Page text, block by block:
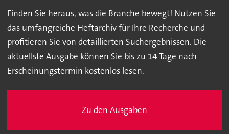
Finden Sie heraus, was die Branche bewegt! Nutzen Sie
das umfangreiche Heftarchiv für Ihre Recherche und
profitieren Sie von detaillierten Suchergebnissen. Die
aktuellste Ausgabe können Sie bis zu 14 Tage nach
Erscheinungstermin kostenlos lesen.
Zu den Ausgaben